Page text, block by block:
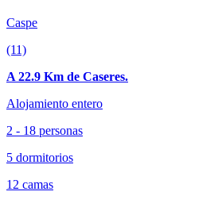
Caspe
(11)
A 22.9 Km de Caseres.
Alojamiento entero
2 - 18 personas
5 dormitorios
12 camas